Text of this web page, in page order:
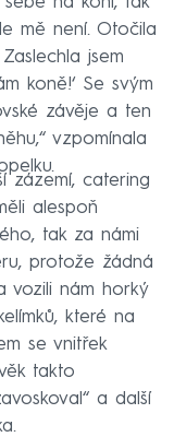
mě není. Otočila
jsem
koně!‘ Se svým
závěje a ten
vzpomínala
zázemí, catering
alespoň
tak za námi
protože žádná
vozili nám horký
které na
se vnitřek
takto
a další